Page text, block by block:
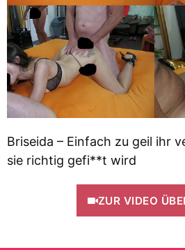
Briseida – Einfach zu geil ihr
sie richtig gefi**t wird
ZUR VIDEO